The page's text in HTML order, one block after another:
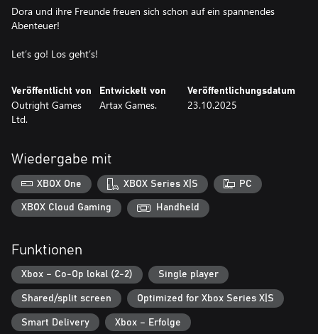
Dora und ihre Freunde freuen sich schon auf ein spannendes
Abenteuer!
Let’s go! Los geht’s!
Veröffentlicht von
Outright Games
Ltd.
Entwickelt von
Artax Games.
Veröffentlichungsdatum
23.10.2025
Wiedergabe mit
XBOX One XBOX Series X|S PC
XBOX Cloud Gaming Handheld
Funktionen
Xbox – Co-Op lokal (2-2) Single player
Shared/split screen Optimized for Xbox Series X|S
Smart Delivery Xbox – Erfolge